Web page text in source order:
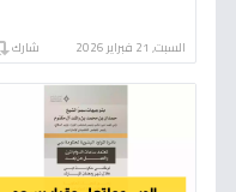
السبت, 21 فبراير 2026 شارك